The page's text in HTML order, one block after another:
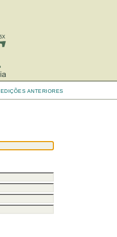
EDIÇÕES ANTERIORES